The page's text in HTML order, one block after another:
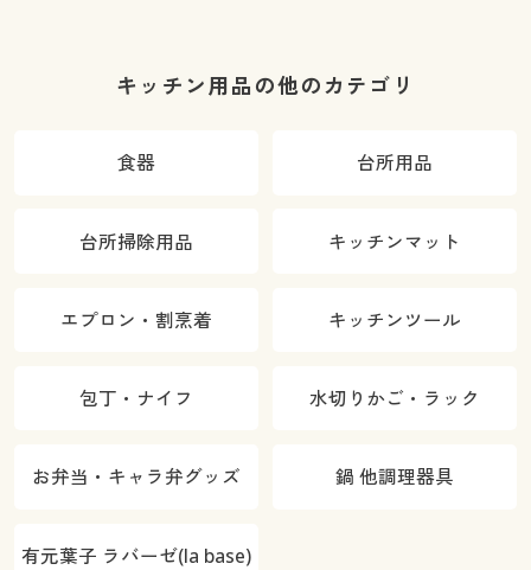
キッチン用品の他のカテゴリ
食器 台所用品
台所掃除用品 キッチンマット
エプロン・割烹着 キッチンツール
包丁・ナイフ 水切りかご・ラック
お弁当・キャラ弁グッズ 鍋 他調理器具
有元葉子 ラバーゼ(la base)